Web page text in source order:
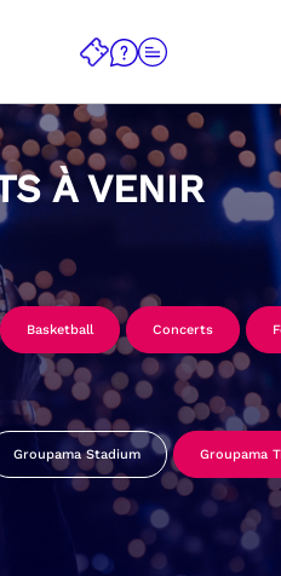
À VENIR
Basketball Concerts
Groupama Stadium Groupama